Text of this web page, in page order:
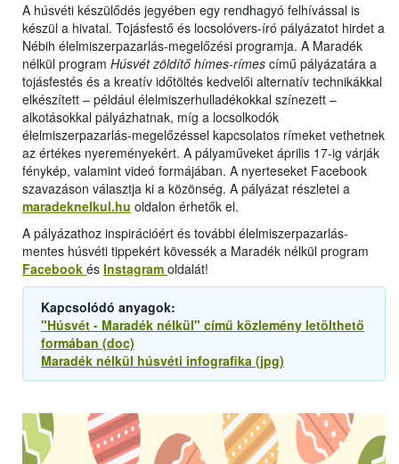
A húsvéti készülődés jegyében egy rendhagyó felhívással is
készül a hivatal. Tojásfestő és locsolóvers-író pályázatot hirdet a
Nébih élelmiszerpazarlás-megelőzési programja. A Maradék
nélkül program Húsvét zöldítő hímes-rímes című pályázatára a
tojásfestés és a kreatív időtöltés kedvelői alternatív technikákkal
elkészített – például élelmiszerhulladékokkal színezett –
alkotásokkal pályázhatnak, míg a locsolkodók
élelmiszerpazarlás-megelőzéssel kapcsolatos rímeket vethetnek
az értékes nyereményekért. A pályaműveket április 17-ig várják
fénykép, valamint videó formájában. A nyerteseket Facebook
szavazáson választja ki a közönség. A pályázat részletei a
maradeknelkul.hu oldalon érhetők el.
A pályázathoz inspirációért és további élelmiszerpazarlás-
mentes húsvéti tippekért kövessék a Maradék nélkül program
Facebook és Instagram oldalát!
Kapcsolódó anyagok:
"Húsvét - Maradék nélkül" című közlemény letölthető
formában (doc)
Maradék nélkül húsvéti infografika (jpg)